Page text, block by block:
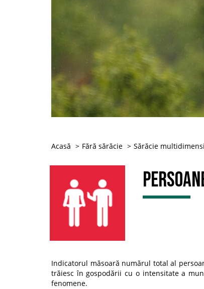
Acasă Fără sărăcie Sărăcie
Indicatorul măsoară numărul total al
trăiesc în gospodării cu o intensitate a
fenomene.